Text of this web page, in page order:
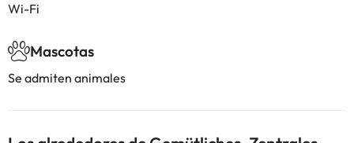
Wi-Fi
Mascotas
Se admiten animales